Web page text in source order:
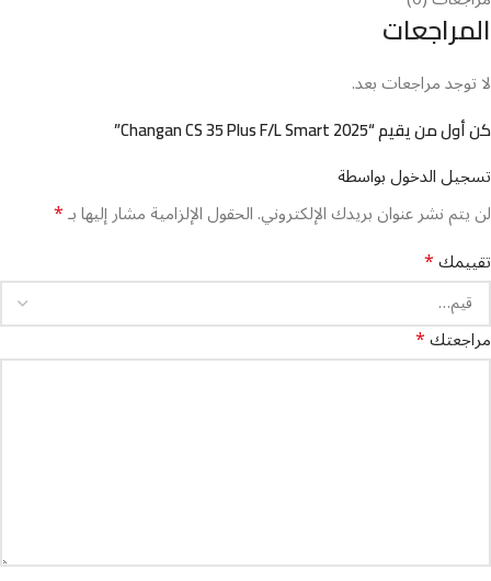
المراجعات
لا توجد مراجعات بعد.
كن أول من يقيم “⁦⁦Changan CS 35 Plus F/L Smart 2025⁩⁩⁩⁩⁩⁩⁩”
تسجيل الدخول بواسطة
لن يتم نشر عنوان بريدك الإلكتروني.الحقول الإلزامية مشار إليها بـ*
تقييمك*
مراجعتك*